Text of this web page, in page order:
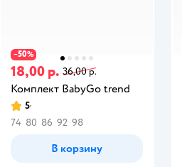
−50%
18,00 р. 36,00 р.
Комплект BabyGo trend
5
74 80 86 92 98
В корзину